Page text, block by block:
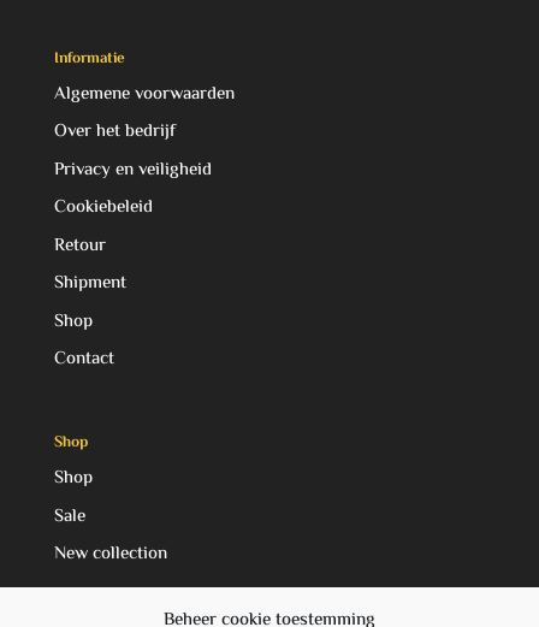
Beheer cookie toestemming
Informatie
Algemene voorwaarden
Over het bedrijf
Privacy en veiligheid
Cookiebeleid
Retour
Shipment
Shop
Contact
Shop
Shop
Sale
New collection